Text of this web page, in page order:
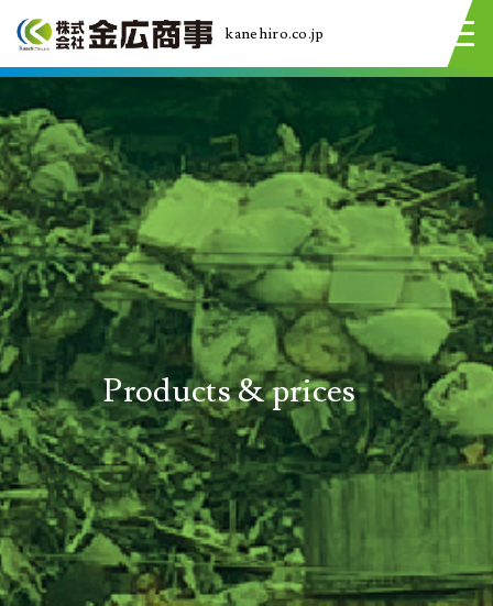
kanehiro.co.jp
Products & prices